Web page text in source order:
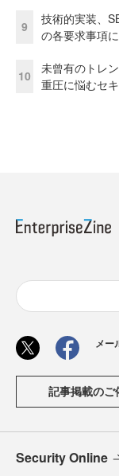
9
技術的実装、
の各要求事項
10
未曾有のトレ
重圧に悩むセ
メー
記事掲載のご
Security Online